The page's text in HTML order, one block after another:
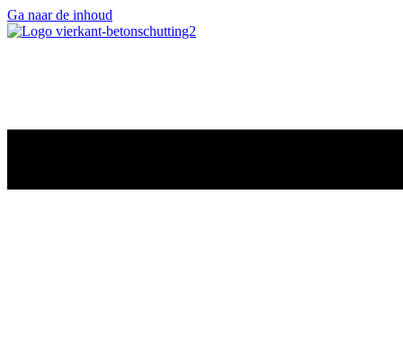
Ga naar de inhoud